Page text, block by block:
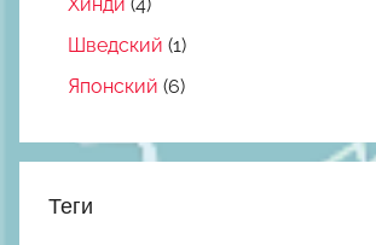
Шведский (1)
Японский (6)
Теги